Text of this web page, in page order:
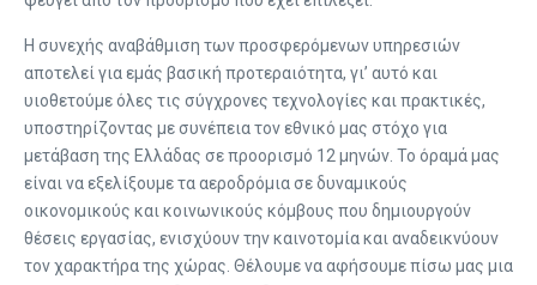
Η συνεχής αναβάθμιση των προσφερόμενων υπηρεσιών
αποτελεί για εμάς βασική προτεραιότητα, γι’ αυτό και
υιοθετούμε όλες τις σύγχρονες τεχνολογίες και πρακτικές,
υποστηρίζοντας με συνέπεια τον εθνικό μας στόχο για
μετάβαση της Ελλάδας σε προορισμό 12 μηνών. Το όραμά μας
είναι να εξελίξουμε τα αεροδρόμια σε δυναμικούς
οικονομικούς και κοινωνικούς κόμβους που δημιουργούν
θέσεις εργασίας, ενισχύουν την καινοτομία και αναδεικνύουν
τον χαρακτήρα της χώρας. Θέλουμε να αφήσουμε πίσω μας μια